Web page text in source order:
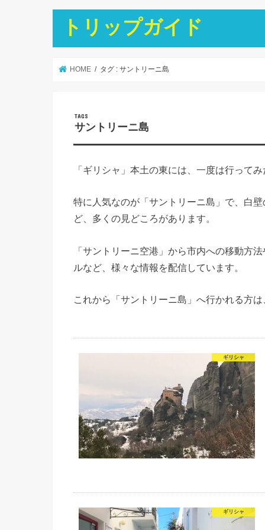
トリップガイド
HOME タグ : サントリーニ島
サントリーニ島
「ギリシャ」本土の東には、一度は行って
特に人気なのが「サントリーニ島」で、白
ど、多くの見どころがあります。
「サントリーニ空港」から市内への移動方
ルなど、様々な情報を配信しています。
これから「サントリーニ島」へ行かれる方
ギリシャ
ギリシャ